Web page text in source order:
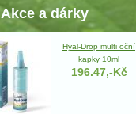
Akce a dárky
Hyal-Drop multi oční
kapky 10ml
196.47,-Kč